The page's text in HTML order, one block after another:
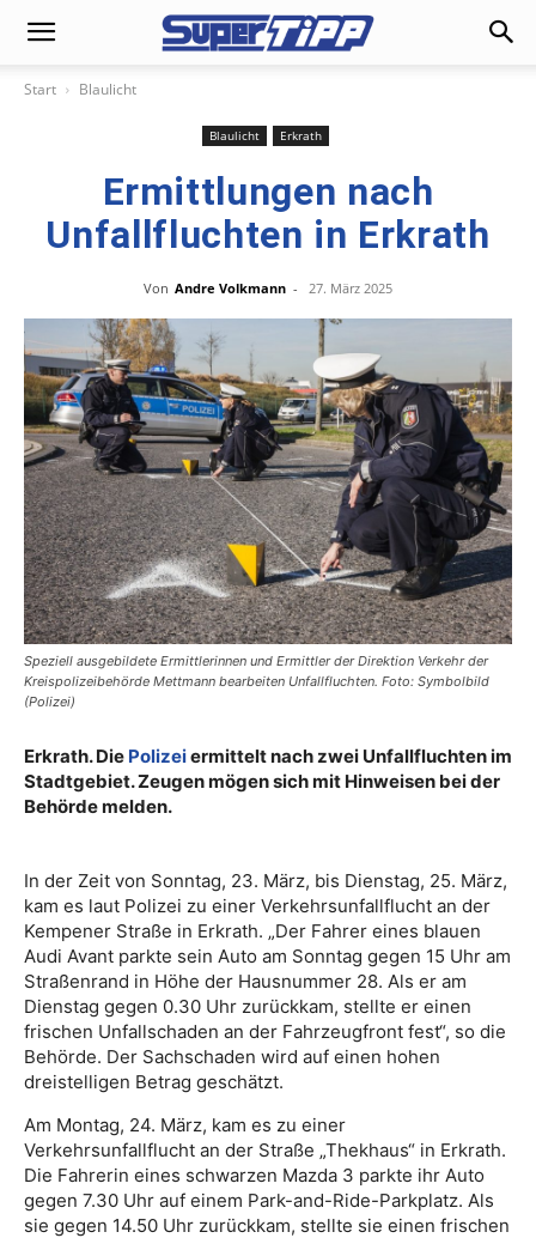
Start Blaulicht
Blaulicht Erkrath
Ermittlungen nach
Unfallfluchten in Erkrath
Von Andre Volkmann - 27. März 2025
Speziell ausgebildete Ermittlerinnen und Ermittler der Direktion Verkehr der
Kreispolizeibehörde Mettmann bearbeiten Unfallfluchten. Foto: Symbolbild
(Polizei)
Erkrath. Die Polizeiermittelt nach zwei Unfallfluchten im
Stadtgebiet. Zeugen mögen sich mit Hinweisen bei der
Behörde melden.
In der Zeit von Sonntag, 23. März, bis Dienstag, 25. März,
kam es laut Polizei zu einer Verkehrsunfallflucht an der
Kempener Straße in Erkrath. „Der Fahrer eines blauen
Audi Avant parkte sein Auto am Sonntag gegen 15 Uhr am
Straßenrand in Höhe der Hausnummer 28. Als er am
Dienstag gegen 0.30 Uhr zurückkam, stellte er einen
frischen Unfallschaden an der Fahrzeugfront fest“, so die
Behörde. Der Sachschaden wird auf einen hohen
dreistelligen Betrag geschätzt.
Am Montag, 24. März, kam es zu einer
Verkehrsunfallflucht an der Straße „Thekhaus“ in Erkrath.
Die Fahrerin eines schwarzen Mazda 3 parkte ihr Auto
gegen 7.30 Uhr auf einem Park-and-Ride-Parkplatz. Als
sie gegen 14.50 Uhr zurückkam, stellte sie einen frischen